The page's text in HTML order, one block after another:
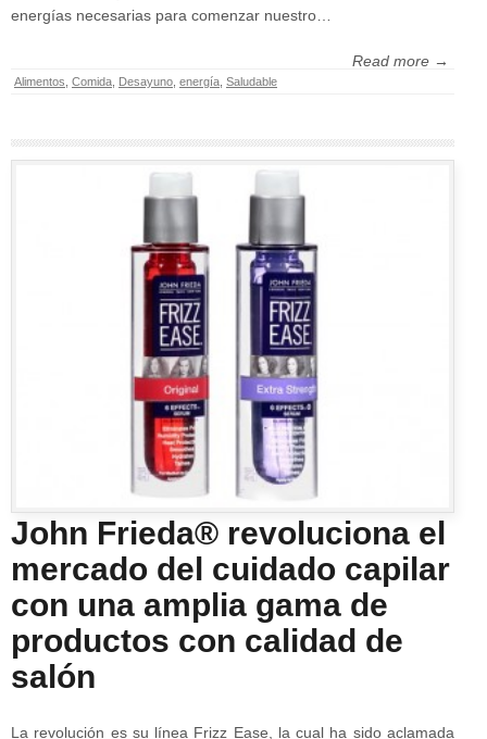
energías necesarias para comenzar nuestro…
Read more →
Alimentos Comida Desayuno energía Saludable
John Frieda® revoluciona el
mercado del cuidado capilar
con una amplia gama de
productos con calidad de
salón
La revolución es su línea Frizz Ease, la cual ha sido aclamada